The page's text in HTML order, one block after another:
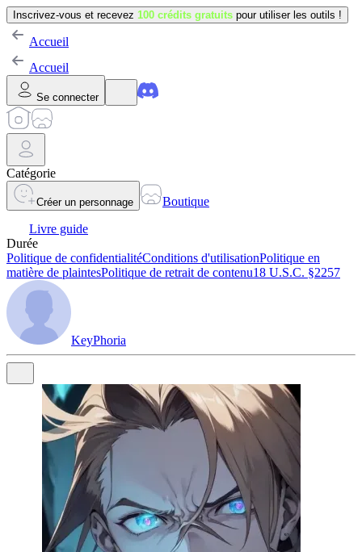
Inscrivez-vous et recevez 100 crédits gratuits pour utiliser les outils !
Accueil
Accueil
Se connecter
Catégorie
Créer un personnage
Boutique
Livre guide
Durée
Politique de confidentialitéConditions d'utilisationPolitique en
matière de plaintesPolitique de retrait de contenu18 U.S.C. §2257
KeyPhoria